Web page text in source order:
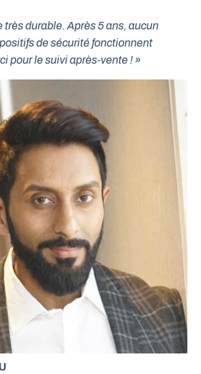
très durable. Après 5 ans, aucun
de sécurité fonctionnent
pour le suivi après-vente ! »